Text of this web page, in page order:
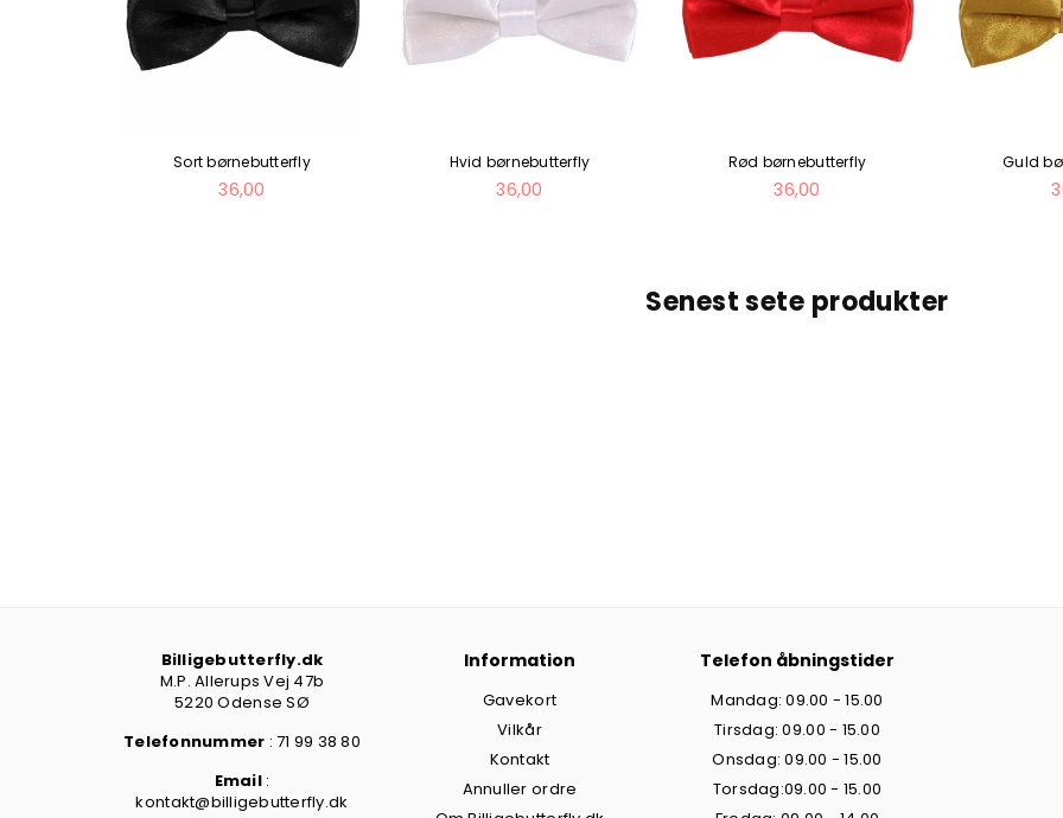
Sort børnebutterfly
Normal
36,00
Hvid børnebutterfly
Normal
36,00
Rød børnebutterfly
Normal
36,00
Guld
Senest sete produkter
Billigebutterfly.dk
M.P. Allerups Vej 47b
5220 Odense SØ
Telefonnummer : 71 99 38 80
Email:
kontakt@billigebutterfly.dk
Information
Gavekort
Vilkår
Kontakt
Annuller ordre
Telefon åbningstider
Mandag: 09.00 - 15.00
Tirsdag: 09.00 - 15.00
Onsdag: 09.00 - 15.00
Torsdag:09.00 - 15.00